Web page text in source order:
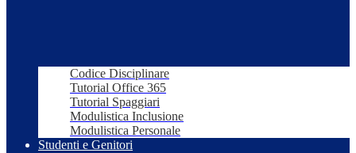
Codice Disciplinare
Tutorial Office 365
Tutorial Spaggiari
Modulistica Inclusione
Modulistica Personale
Studenti e Genitori